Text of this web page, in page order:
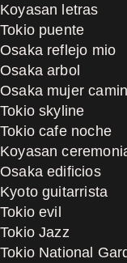
Koyasan letras
Tokio puente
Osaka reflejo mio
Osaka arbol
Osaka mujer
Tokio skyline
Tokio cafe noche
Koyasan
Osaka edificios
Kyoto guitarrista
Tokio evil
Tokio Jazz
Tokio National